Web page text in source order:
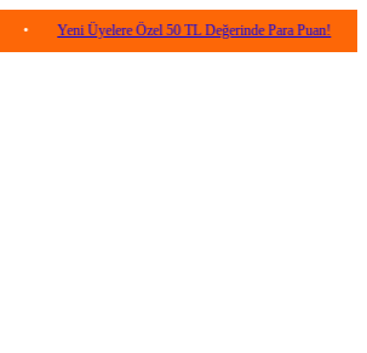
Yeni Üyelere Özel 50 TL Değerinde Para Puan! • 5.000